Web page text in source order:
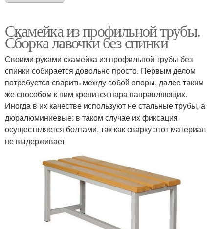
Скамейка из профильной трубы.
Сборка лавочки без спинки
Своими руками скамейка из профильной трубы без
спинки собирается довольно просто. Первым делом
потребуется сварить между собой опоры, далее таким
же способом к ним крепится пара направляющих.
Иногда в их качестве используют не стальные трубы, а
дюралюминиевые: в таком случае их фиксация
осуществляется болтами, так как сварку этот материал
не выдерживает.